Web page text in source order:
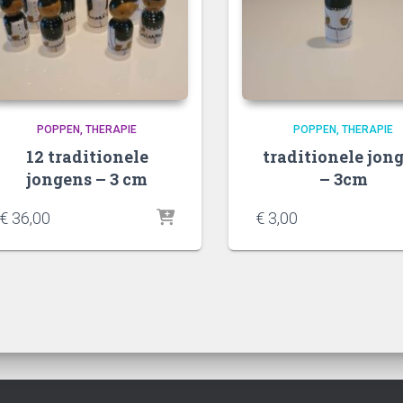
POPPEN THERAPIE
12 traditionele
jongens – 3 cm
€ 36,00
POPPEN THERAPIE
traditionele
– 3cm
€ 3,00